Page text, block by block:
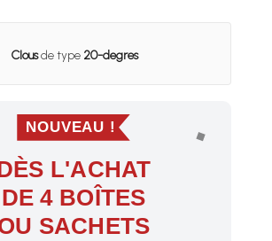
Clousde type 20-degres
!
L'ACHAT
DE 4 BOÎTES
SACHETS